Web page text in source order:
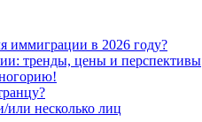
иммиграции в 2026 году?
тренды, цены и перспективы
несколько лиц